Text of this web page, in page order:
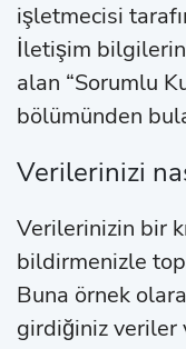
işletmecisi
İletişim
alan “Sorumlu
bölümünden
Verilerinizi
Verilerinizin bir
bildirmenizle
Buna örnek
girdiğiniz veriler